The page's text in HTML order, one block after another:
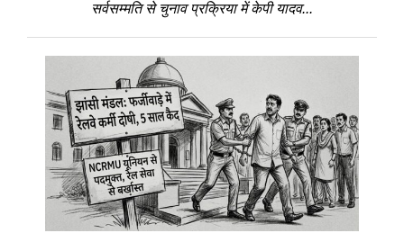
सर्वसम्मति से चुनाव प्रक्रिया में केपी यादव...